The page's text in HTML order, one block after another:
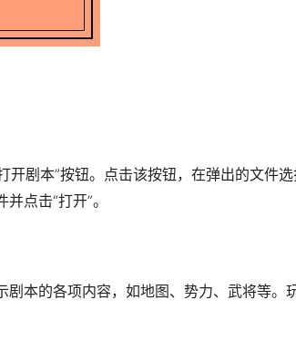
开剧本”按钮。点击该按钮，在弹出的文件
点击“打开”。
本的各项内容，如地图、势力、武将等。